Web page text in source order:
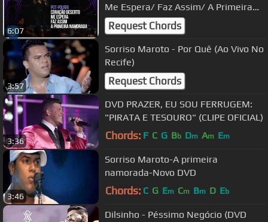
6:07
Me Espera/ Faz Assim/ A Primeira
Namorada [Video Oficial]
Request Chords
3:57
Sorriso Maroto - Por Quê (Ao Vivo No
Recife)
Request Chords
3:36
DVD PRAZER, EU SOU FERRUGEM:
"PIRATA E TESOURO" (CLIPE OFICIAL)
Chords: F C G Bb Dm Am Em
3:46
Sorriso Maroto-A primeira
namorada-Novo DVD
Chords: C G Em Cm Bm D Eb
Dilsinho - Péssimo Negócio (DVD